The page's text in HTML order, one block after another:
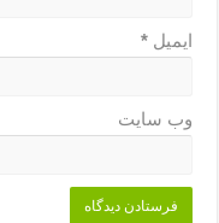
ایمیل*
وب‌ سایت